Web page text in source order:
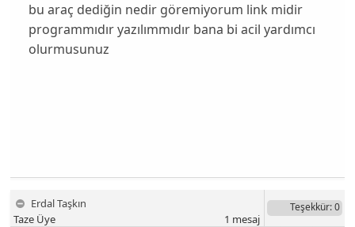
bu araç dediğin nedir göremiyorum link midir
programmıdır yazılımmıdır bana bi acil yardımcı
olurmusunuz
Erdal Taşkın
Taze Üye
Teşekkür: 0
1 mesaj